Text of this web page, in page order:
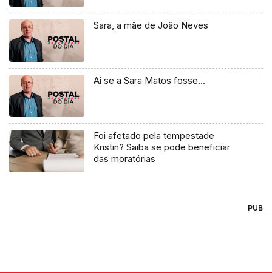
Sara, a mãe de João Neves
Ai se a Sara Matos fosse…
Foi afetado pela tempestade
Kristin? Saiba se pode beneficiar
das moratórias
PUB